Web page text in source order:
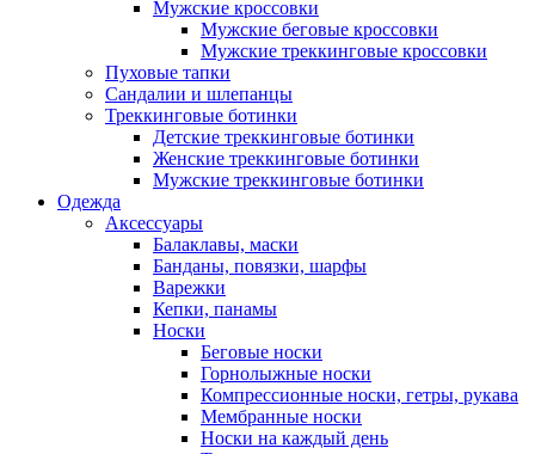
Мужские кроссовки
Мужские беговые кроссовки
Мужские треккинговые кроссовки
Пуховые тапки
Сандалии и шлепанцы
Треккинговые ботинки
Детские треккинговые ботинки
Женские треккинговые ботинки
Мужские треккинговые ботинки
Одежда
Аксессуары
Балаклавы, маски
Банданы, повязки, шарфы
Варежки
Кепки, панамы
Носки
Беговые носки
Горнолыжные носки
Компрессионные носки, гетры, рукава
Мембранные носки
Носки на каждый день